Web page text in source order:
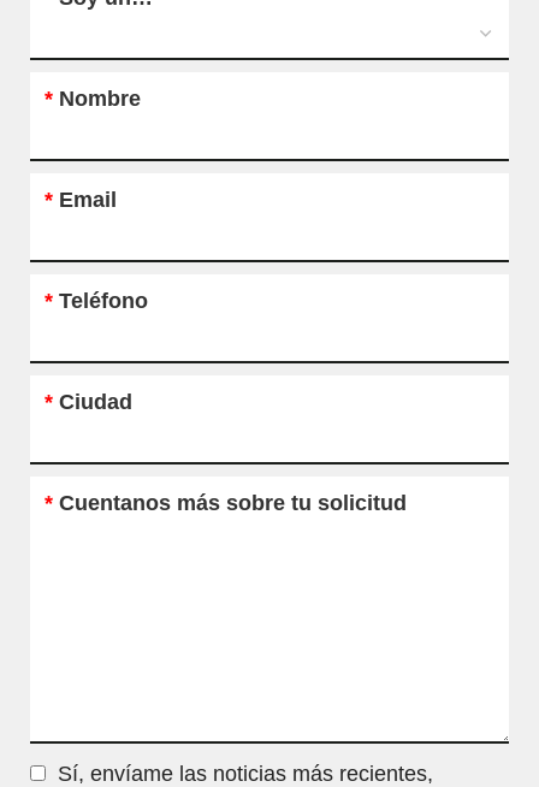
* Nombre
* Email
* Teléfono
* Ciudad
* Cuentanos más sobre tu solicitud
Sí, envíame las noticias más recientes,